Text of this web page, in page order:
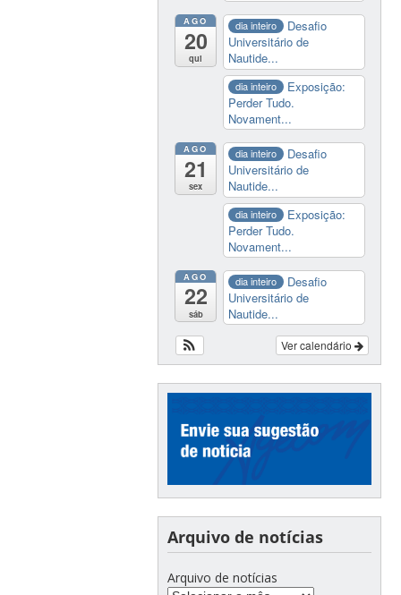
AGO
20
qui
dia inteiro
Desafio
Universitário de
Nautide...
dia inteiro
Exposição:
Perder Tudo.
Novament...
AGO
21
sex
dia inteiro
Desafio
Universitário de
Nautide...
dia inteiro
Exposição:
Perder Tudo.
Novament...
AGO
22
sáb
dia inteiro
Desafio
Universitário de
Nautide...
Ver calendário
Arquivo de notícias
Arquivo de notícias